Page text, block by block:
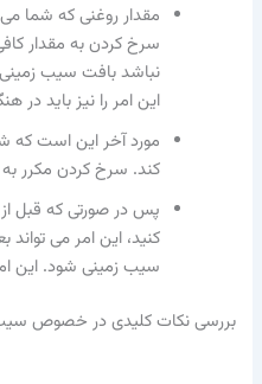
مقدار روغنی که شما
سرخ کردن به مقدار
نباشد بافت سیب
این امر را نیز باید
مورد آخر این است که
کند. سرخ کردن مکرر
پس در صورتی که قبل
کنید، این امر می
سیب زمینی شود. این
بررسی نکات کلیدی در خصوص